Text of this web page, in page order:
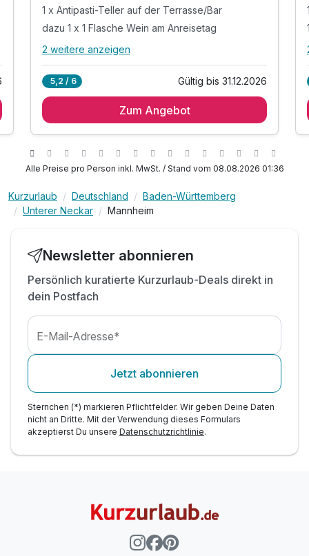
1 x Antipasti-Teller auf der Terrasse/Bar
dazu 1 x 1 Flasche Wein am Anreisetag
Alle Inklusivleistungen
1 x reichhaltiges Frühstück vom Buffet
inkl. Zugang zur Sauna & Entspannungsraum
2 weitere anzeigen
5,2 / 6 Gültig bis 31.12.2026
Zum Angebot
Alle Preise pro Person inkl. MwSt. / Stand vom 08.08.2026 01:36
Kurzurlaub Deutschland
Baden-Württemberg
Unterer Neckar
Mannheim
Newsletter abonnieren
Persönlich kuratierte Kurzurlaub-Deals direkt in
dein Postfach
E-Mail-Adresse*
Jetzt abonnieren
Sternchen (*) markieren Pflichtfelder. Wir geben Deine Daten
nicht an Dritte. Mit der Verwendung dieses Formulars
akzeptierst Du unsere Datenschutzrichtlinie.